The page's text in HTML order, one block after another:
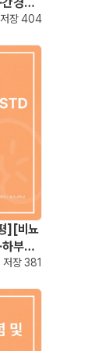
저장404
][비뇨
부요
정리
저장381